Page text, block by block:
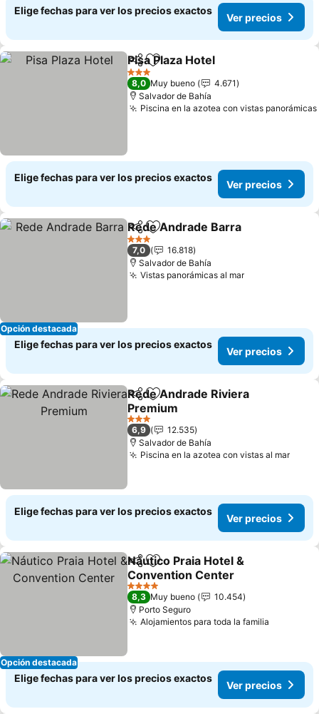
Elige fechas para ver los precios exactos
Ver precios
CompartirAgregar a favoritos
Pisa Plaza Hotel
3 Estrellas
8,0 Muy bueno
4.671
Salvador de Bahía
Piscina en la azotea con vistas panorámicas
Elige fechas para ver los precios exactos
Ver precios
Opción destacada
CompartirAgregar a favoritos
Rede Andrade Barra
3 Estrellas
7,0
16.818
Salvador de Bahía
Vistas panorámicas al mar
Elige fechas para ver los precios exactos
Ver precios
CompartirAgregar a favoritos
Rede Andrade Riviera
Premium
3 Estrellas
6,9
12.535
Salvador de Bahía
Piscina en la azotea con vistas al mar
Elige fechas para ver los precios exactos
Ver precios
Opción destacada
CompartirAgregar a favoritos
Náutico Praia Hotel &
Convention Center
4 Estrellas
8,3 Muy bueno
10.454
Porto Seguro
Alojamientos para toda la familia
Elige fechas para ver los precios exactos
Ver precios